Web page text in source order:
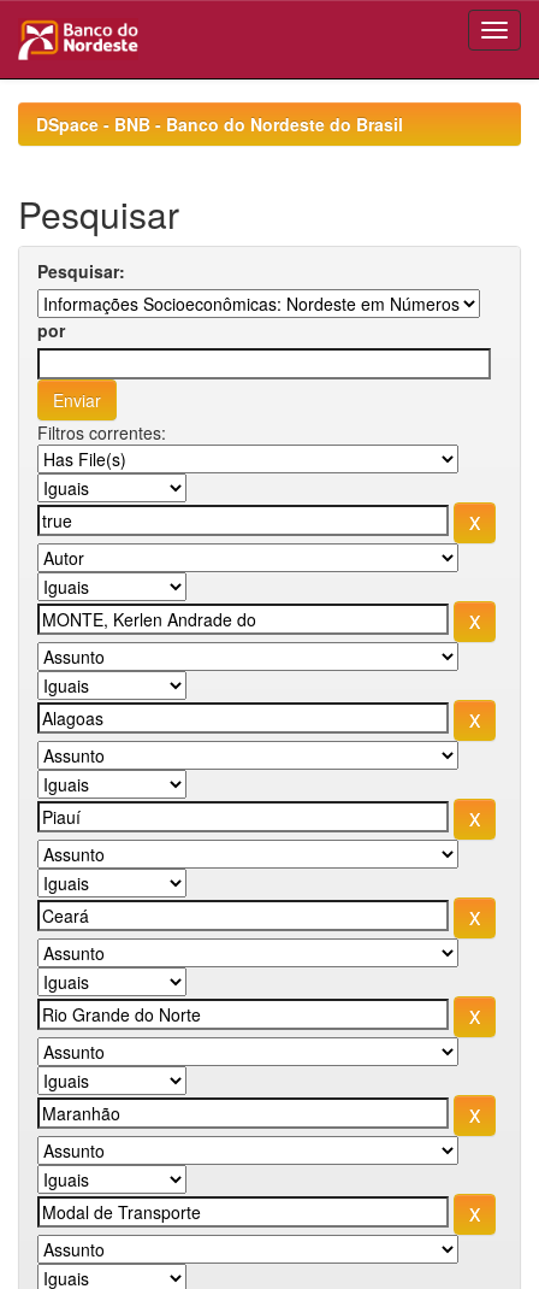
navigationDSpace - BNB - Banco do Nordeste do Brasil
Pesquisar
Pesquisar:
por
Filtros correntes: